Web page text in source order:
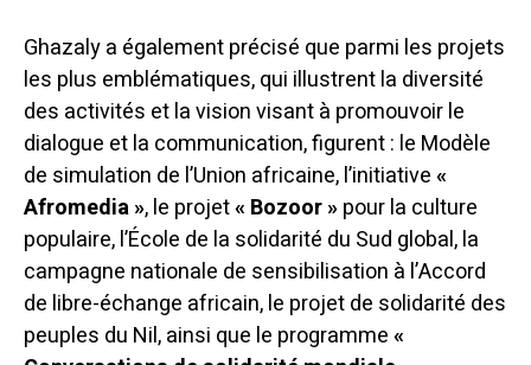
Ghazaly a également précisé que parmi les projets
les plus emblématiques, qui illustrent la diversité
des activités et la vision visant à promouvoir le
dialogue et la communication, figurent : le Modèle
de simulation de l’Union africaine, l’initiative«
Afromedia », le projet« Bozoor »pour la culture
populaire, l’École de la solidarité du Sud global, la
campagne nationale de sensibilisation à l’Accord
de libre-échange africain, le projet de solidarité des
peuples du Nil, ainsi que le programme«